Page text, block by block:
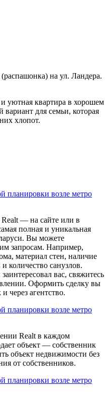
на ул. Ландера.
и уютная квартира в хорошем
для семьи, которая
хлопот.
планировки возле метро
— на сайте или в
полная и уникальная
Вы можете
запросам. Например,
материал стен, наличие
количество санузлов.
вас, свяжитесь
Оформить сделку вы
через агентство.
планировки возле метро
Realt в каждом
объект — собственник
объект недвижимости без
от собственников.
планировки возле метро